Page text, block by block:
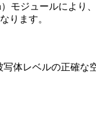
）モジュールによ
ります。
体レベルの正確な